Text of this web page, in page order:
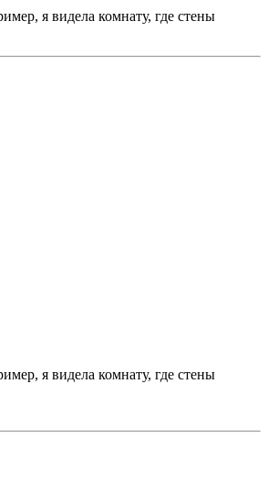
я видела комнату, где стены
я видела комнату, где стены